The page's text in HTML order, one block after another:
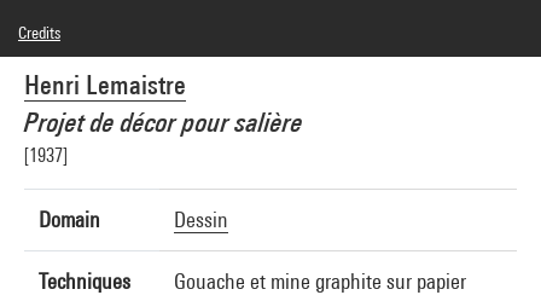
Henri Lemaistre
Projet de décor pour salière
[1937]
Domain Dessin
Techniques Gouache et mine graphite sur papier
Credits
© droits réservés
Photo credits : Centre Pompidou, MNAM-CCI/Georges Meguerditchian/Dist.
GrandPalaisRmn
Image reference : 4N70037
Image presentation :